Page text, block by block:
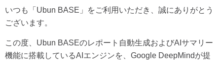
いつも「Ubun BASE」をご利用いただき、誠にありがとう
ございます。
この度、Ubun BASEのレポート自動生成およびAIサマリー
機能に搭載しているAIエンジンを、Google DeepMindが提